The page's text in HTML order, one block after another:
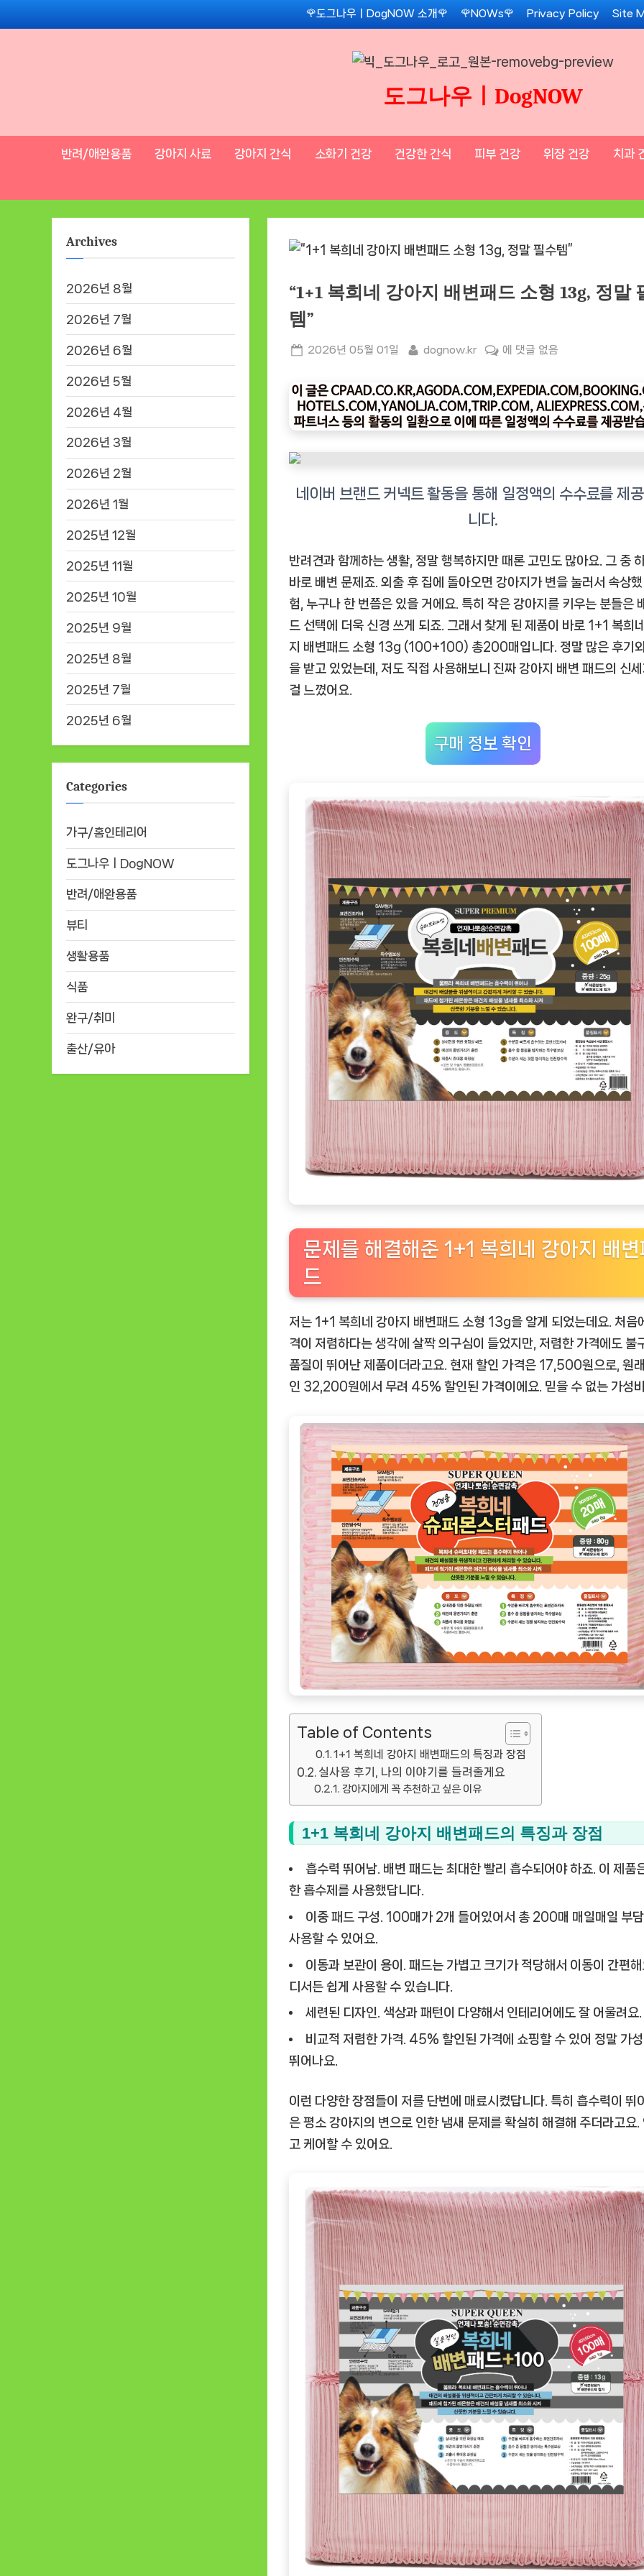
to
🌹도그나우ㅣDogNOW 소개🌹 🌹NOWs🌹 Privacy Policy Site
도그나우ㅣDogNOW
반려/애완용품 강아지 사료 강아지 간식 소화기 건강 건강한 간식 피부 건강 위장 건강 치과
“1+1 복희네 강아지 배변패드 소형 13g, 정말
템”
Posted
2026년 05월 01일 By
dognow.kr
“1+1
희
네
강
변
소
형
정
말
필
수
에 댓글 없음
반려견과 함께하는 생활, 정말 행복하지만 때론 고민도 많아요. 그 중
바로 배변 문제죠. 외출 후 집에 돌아오면 강아지가 변을 눌러서 속상
험, 누구나 한 번쯤은 있을 거에요. 특히 작은 강아지를 키우는 분들은
드 선택에 더욱 신경 쓰게 되죠. 그래서 찾게 된 제품이 바로 1+1 복희
지 배변패드 소형 13g (100+100) 총200매 입니다. 정말 많은 후기
을 받고 있었는데, 저도 직접 사용해보니 진짜 강아지 배변 패드의 신
걸 느꼈어요.
구매 정보 확인
문제를 해결해준 1+1 복희네 강아지 배변
드
저는 1+1 복희네 강아지 배변패드 소형 13g을 알게 되었는데요. 처음
격이 저렴하다는 생각에 살짝 의구심이 들었지만, 저렴한 가격에도 불
품질이 뛰어난 제품이더라고요. 현재 할인 가격은 17,500원으로, 원
인 32,200원에서 무려 45% 할인된 가격이에요. 믿을 수 없는 가성
Table of Contents
1+1 복희네 강아지 배변패드의 특징과 장점
실사용 후기, 나의 이야기를 들려줄게요
강아지에게 꼭 추천하고 싶은 이유
1+1 복희네 강아지 배변패드의 특징과 장점
흡수력 뛰어남. 배변 패드는 최대한 빨리 흡수되어야 하죠. 이 제품
한 흡수제를 사용했답니다.
이중 패드 구성. 100매가 2개 들어있어서 총 200매 매일매일 부
사용할 수 있어요.
이동과 보관이 용이.
패드는 가볍고 크기가 적당해서 이동이 간편
디서든 쉽게 사용할 수 있습니다.
세련된 디자인. 색상과 패턴이 다양해서 인테리어에도 잘 어울려요.
비교적 저렴한 가격. 45% 할인된 가격에 쇼핑할 수 있어 정말 가
뛰어나요.
이런 다양한 장점들이 저를 단번에 매료시켰답니다. 특히 흡수력이 뛰
은 평소 강아지의 변으로 인한 냄새 문제를 확실히 해결해 주더라고요.
고 케어할 수 있어요.
Archives
2026년 8월
2026년 7월
2026년 6월
2026년 5월
2026년 4월
2026년 3월
2026년 2월
2026년 1월
2025년 12월
2025년 11월
2025년 10월
2025년 9월
2025년 8월
2025년 7월
2025년 6월
Categories
가구/홈인테리어
도그나우ㅣDogNOW
반려/애완용품
뷰티
생활용품
식품
완구/취미
출산/유아